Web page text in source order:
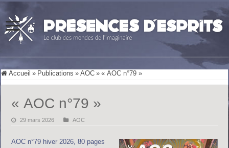
Accueil » Publications » AOC » « AOC n°79 »
« AOC n°79 »
29 mars 2026 AOC
AOC n°79 hiver 2026, 80 pages